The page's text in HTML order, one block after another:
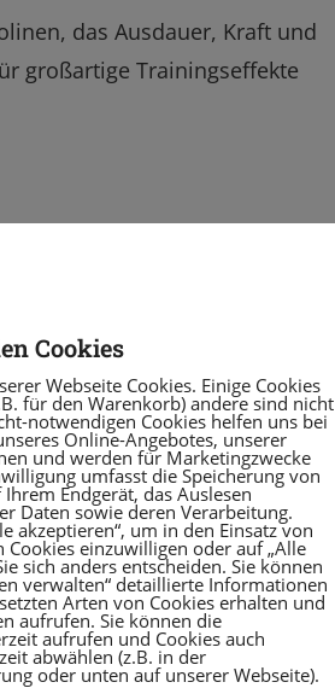
das Ausdauer, Kraft und
großartige Trainingseffekte
Cookies
Webseite Cookies. Einige Cookies
für den Warenkorb) andere sind nicht
notwendigen Cookies helfen uns bei
Online-Angebotes, unserer
und werden für Marketingzwecke
umfasst die Speicherung von
Endgerät, das Auslesen
Daten sowie deren Verarbeitung.
akzeptieren“, um in den Einsatz von
einzuwilligen oder auf „Alle
sich anders entscheiden. Sie können
verwalten“ detaillierte Informationen
Arten von Cookies erhalten und
aufrufen. Sie können die
aufrufen und Cookies auch
abwählen (z.B. in der
oder unten auf unserer Webseite).